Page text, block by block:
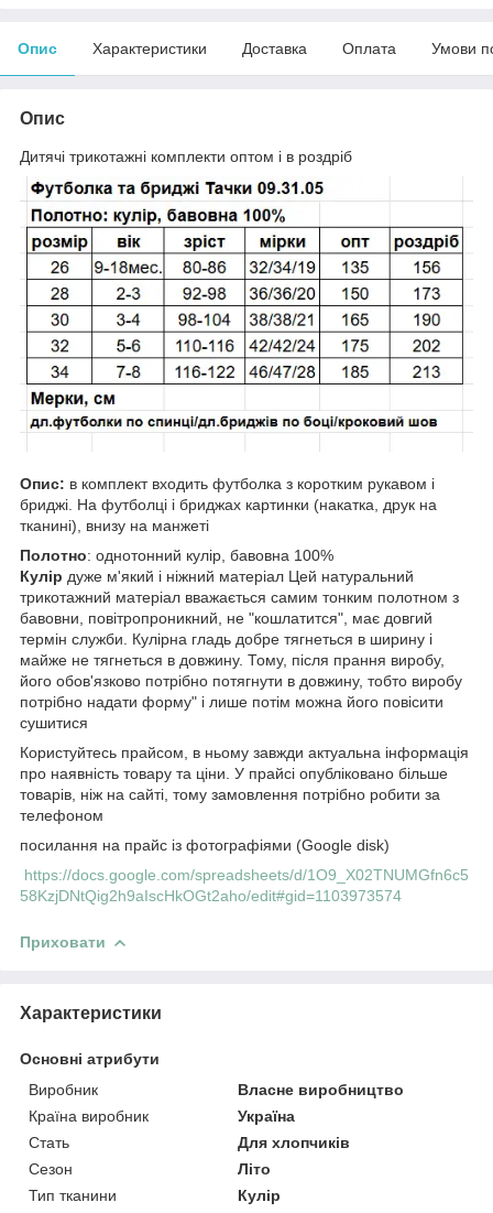
Опис Характеристики Доставка Оплата Умови
Опис
Дитячі трикотажні комплекти оптом і в роздріб
Опис: в комплект входить футболка з коротким рукавом і
бриджі. На футболці і бриджах картинки (накатка, друк на
тканині), внизу на манжеті
Полотно: однотонний кулір, бавовна 100%
Кулір дуже м'який і ніжний матеріал Цей натуральний
трикотажний матеріал вважається самим тонким полотном з
бавовни, повітропроникний, не "кошлатится", має довгий
термін служби. Кулірна гладь добре тягнеться в ширину і
майже не тягнеться в довжину. Тому, після прання виробу,
його обов'язково потрібно потягнути в довжину, тобто виробу
потрібно надати форму" і лише потім можна його повісити
сушитися
Користуйтесь прайсом, в ньому завжди актуальна інформація
про наявність товару та ціни. У прайсі опубліковано більше
товарів, ніж на сайті, тому замовлення потрібно робити за
телефоном
посилання на прайс із фотографіями (Google disk)
https://docs.google.com/spreadsheets/d/1O9_X02TNUMGfn6c5
58KzjDNtQig2h9aIscHkOGt2aho/edit#gid=1103973574
Приховати
Характеристики
Основні атрибути
Виробник
Власне виробництво
Країна виробник
Україна
Стать
Для хлопчиків
Сезон
Літо
Тип тканини
Кулір